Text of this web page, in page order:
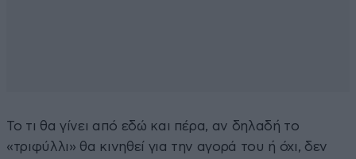
Το τι θα γίνει από εδώ και πέρα, αν δηλαδή το
«τριφύλλι» θα κινηθεί για την αγορά του ή όχι, δεν